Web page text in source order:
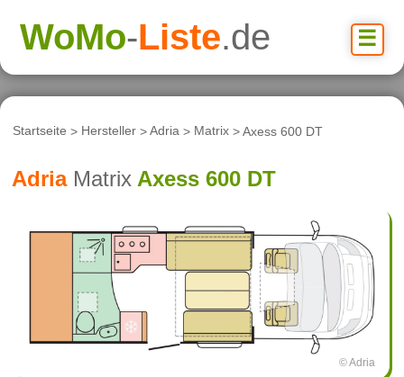
☰
WoMo-Liste.de
Startseite > Hersteller >Adria > Matrix > Axess 600 DT
Adria Matrix Axess 600 DT
© Adria